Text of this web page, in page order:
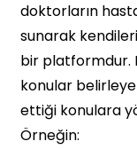
doktorların
sunarak
bir platformdur.
konular
ettiği konulara
Örneğin: